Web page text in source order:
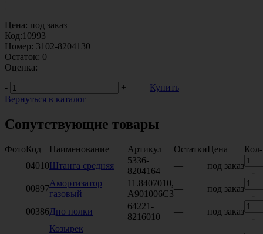
Цена: под заказ
Код:10993
Номер: 3102-8204130
Остаток: 0
Оценка:
-
+
Купить
Вернуться в каталог
Сопутствующие товары
ФотоКод Наименование Артикул ОстаткиЦена
04010Штанга средняя
5336-
8204164
— под заказ
+ -
00897
Амортизатор
газовый
11.8407010,
A901006C3
— под заказ
+ -
00386Дно полки
64221-
8216010
— под заказ
+ -
Козырек